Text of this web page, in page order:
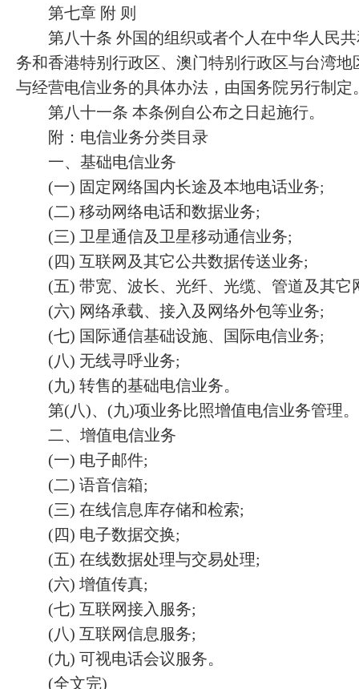
第七章 附 则
第八十条 外国的组织或者个人在中华人民共
务和香港特别行政区、澳门特别行政区与台湾
与经营电信业务的具体办法，由国务院另行制定
第八十一条 本条例自公布之日起施行。
附：电信业务分类目录
一、基础电信业务
(一) 固定网络国内长途及本地电话业务;
(二) 移动网络电话和数据业务;
(三) 卫星通信及卫星移动通信业务;
(四) 互联网及其它公共数据传送业务;
(五) 带宽、波长、光纤、光缆、管道及其它
(六) 网络承载、接入及网络外包等业务;
(七) 国际通信基础设施、国际电信业务;
(八) 无线寻呼业务;
(九) 转售的基础电信业务。
第(八)、(九)项业务比照增值电信业务管理。
二、增值电信业务
(一) 电子邮件;
(二) 语音信箱;
(三) 在线信息库存储和检索;
(四) 电子数据交换;
(五) 在线数据处理与交易处理;
(六) 增值传真;
(七) 互联网接入服务;
(八) 互联网信息服务;
(九) 可视电话会议服务。
(全文完)